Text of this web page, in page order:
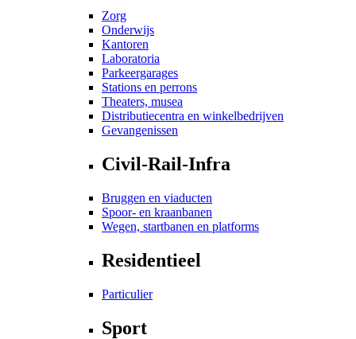
Zorg
Onderwijs
Kantoren
Laboratoria
Parkeergarages
Stations en perrons
Theaters, musea
Distributiecentra en winkelbedrijven
Gevangenissen
Civil-Rail-Infra
Bruggen en viaducten
Spoor- en kraanbanen
Wegen, startbanen en platforms
Residentieel
Particulier
Sport